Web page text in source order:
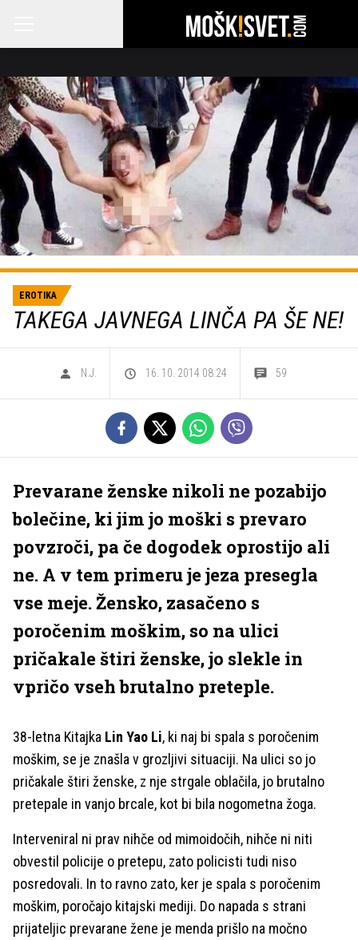
EROTIKA
TAKEGA JAVNEGA LINČA PA ŠE NE!
N.J. 16. 10. 2014 08.24 59
Prevarane ženske nikoli ne pozabijo
bolečine, ki jim jo moški s prevaro
povzroči, pa če dogodek oprostijo ali
ne. A v tem primeru je jeza presegla
vse meje. Žensko, zasačeno s
poročenim moškim, so na ulici
pričakale štiri ženske, jo slekle in
vpričo vseh brutalno preteple.
38-letna Kitajka Lin Yao Li, ki naj bi spala s poročenim
moškim, se je znašla v grozljivi situaciji. Na ulici so jo
pričakale štiri ženske, z nje strgale oblačila, jo brutalno
pretepale in vanjo brcale, kot bi bila nogometna žoga.
Interveniral ni prav nihče od mimoidočih, nihče ni niti
obvestil policije o pretepu, zato policisti tudi niso
posredovali. In to ravno zato, ker je spala s poročenim
moškim, poročajo kitajski mediji. Do napada s strani
prijateljic prevarane žene je menda prišlo na močno